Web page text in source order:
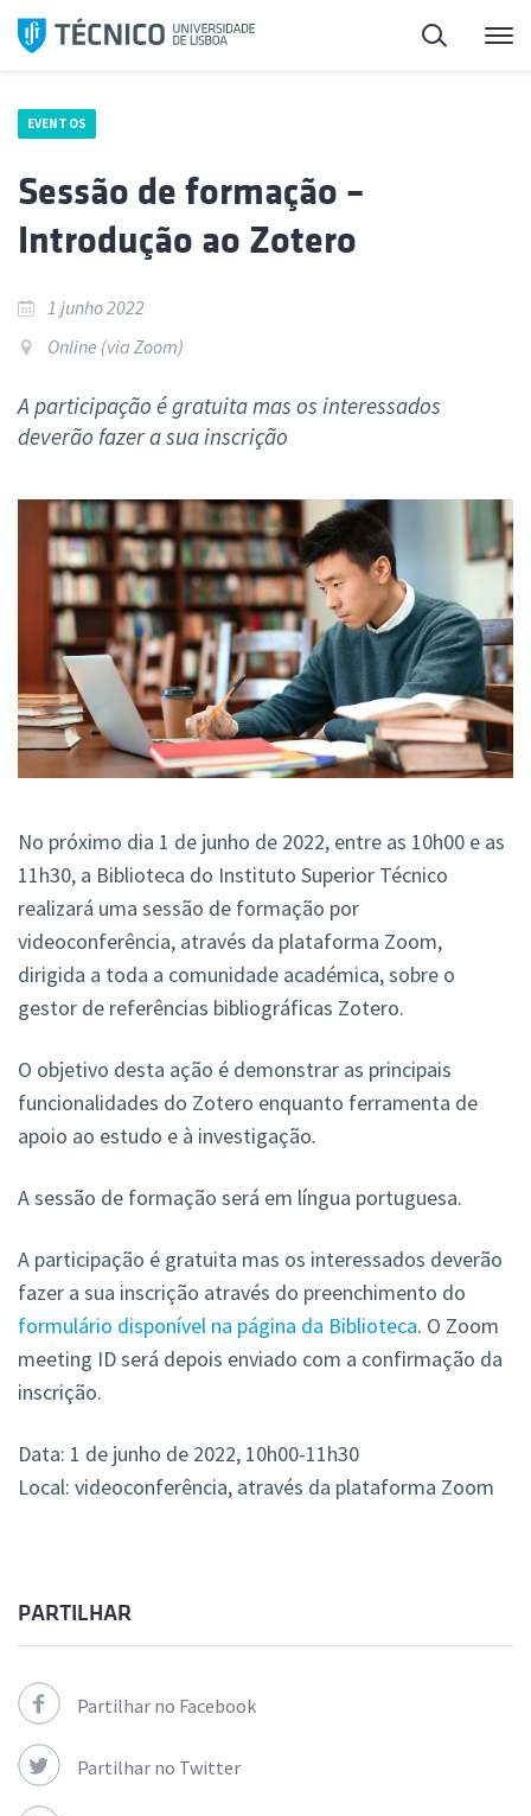
Saltar
para
Pesquisa
EVENTOS
Sessão de formação –
Introdução ao Zotero
1 junho 2022
Online (via Zoom)
A participação é gratuita mas os interessados
deverão fazer a sua inscrição
No próximo dia 1 de junho de 2022, entre as 10h00 e as
11h30, a Biblioteca do Instituto Superior Técnico
realizará uma sessão de formação por
videoconferência, através da plataforma Zoom,
dirigida a toda a comunidade académica, sobre o
gestor de referências bibliográficas Zotero.
O objetivo desta ação é demonstrar as principais
funcionalidades do Zotero enquanto ferramenta de
apoio ao estudo e à investigação.
A sessão de formação será em língua portuguesa.
A participação é gratuita mas os interessados deverão
fazer a sua inscrição através do preenchimento do
formulário disponível na página da Biblioteca. O Zoom
meeting ID será depois enviado com a confirmação da
inscrição.
Data: 1 de junho de 2022, 10h00-11h30
Local: videoconferência, através da plataforma Zoom
PARTILHAR
Partilhar no Facebook
Partilhar no Twitter